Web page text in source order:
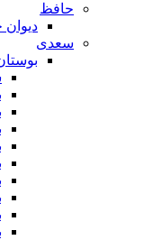
حافظ
سعدی